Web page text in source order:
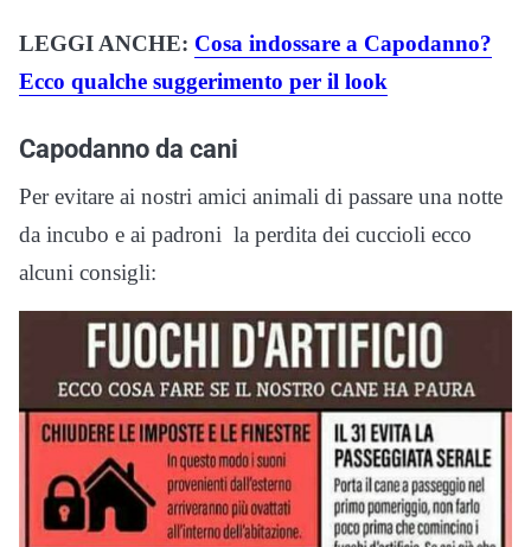
LEGGI ANCHE: Cosa indossare a Capodanno?
Ecco qualche suggerimento per il look
Capodanno da cani
Per evitare ai nostri amici animali di passare una notte
da incubo e ai padroni la perdita dei cuccioli ecco
alcuni consigli: